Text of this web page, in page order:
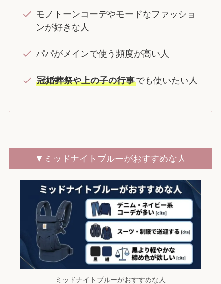
モノトーンコーデやモードなファッショ
ンが好きな人
パパがメインで使う頻度が高い人
冠婚葬祭や上の子の行事でも使いたい人
▼ミッドナイトブルーがおすすめな人
ミッドナイトブルーがおすすめな人